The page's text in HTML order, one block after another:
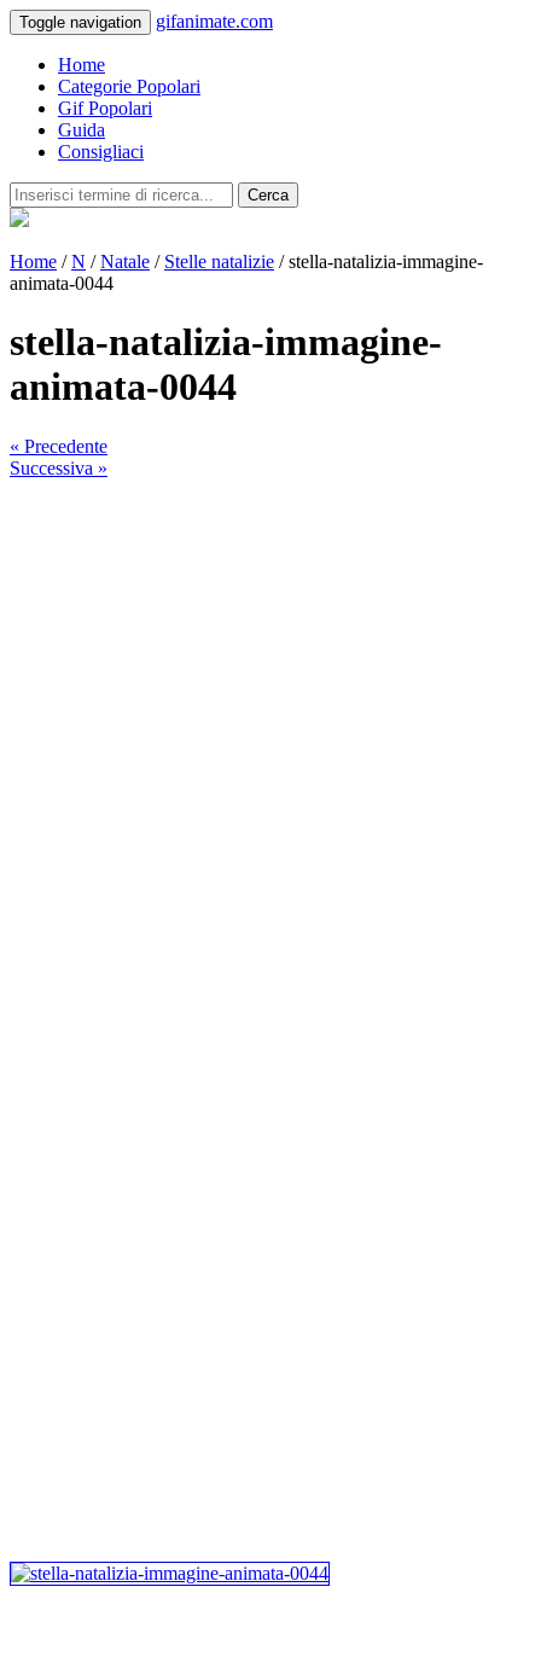
Toggle navigation gifanimate.com
Home
Categorie Popolari
Gif Popolari
Guida
Consigliaci
Cerca
Home /N /Natale / Stelle natalizie / stella-natalizia-immagine-
animata-0044
stella-natalizia-immagine-
animata-0044
« Precedente
Successiva »